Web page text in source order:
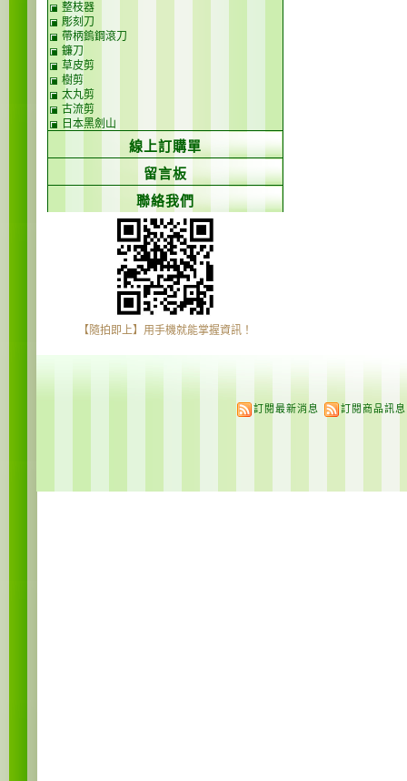
整枝器
彫刻刀
帶柄鎢鋼滾刀
鐮刀
草皮剪
樹剪
太丸剪
古流剪
日本黑劍山
線上訂購單
留言板
聯絡我們
【隨拍即上】用手機就能掌握資訊！
訂閱最新消息 訂閱商品訊息